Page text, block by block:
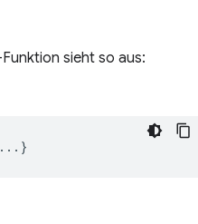
sieht so aus: